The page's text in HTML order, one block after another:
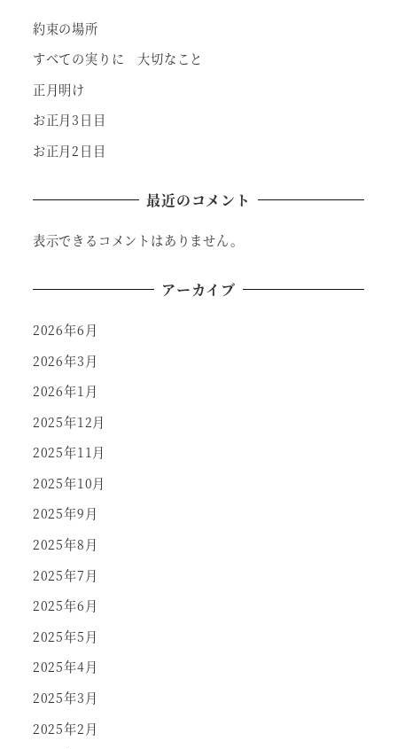
約束の場所
すべての実りに 大切なこと
正月明け
お正月3日目
お正月2日目
最近のコメント
表示できるコメントはありません。
アーカイブ
2026年6月
2026年3月
2026年1月
2025年12月
2025年11月
2025年10月
2025年9月
2025年8月
2025年7月
2025年6月
2025年5月
2025年4月
2025年3月
2025年2月